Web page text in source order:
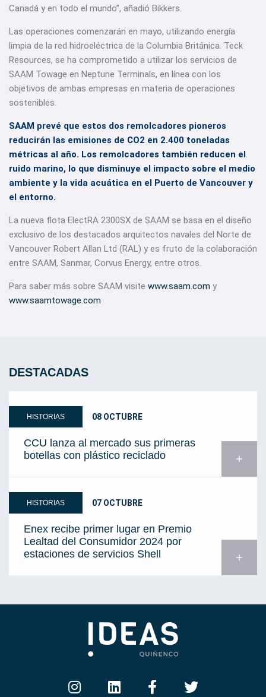
Canadá y en todo el mundo”, añadió Bikkers.
Las operaciones comenzarán en mayo, utilizando energía
limpia de la red hidroeléctrica de la Columbia Británica. Teck
Resources, se ha comprometido a utilizar los servicios de
SAAM Towage en Neptune Terminals, en línea con los
objetivos de ambas empresas en materia de operaciones
sostenibles.
SAAM prevé que estos dos remolcadores pioneros
reducirán las emisiones de CO2 en 2.400 toneladas
métricas al año. Los remolcadores también reducen el
ruido marino, lo que disminuye el impacto sobre el medio
ambiente y la vida acuática en el Puerto de Vancouver y
el entorno.
La nueva flota ElectRA 2300SX de SAAM se basa en el diseño
exclusivo de los destacados arquitectos navales del Norte de
Vancouver Robert Allan Ltd (RAL) y es fruto de la colaboración
entre SAAM, Sanmar, Corvus Energy, entre otros.
Para saber más sobre SAAM visite www.saam.com y
www.saamtowage.com
DESTACADAS
HISTORIAS 08 OCTUBRE
CCU lanza al mercado sus primeras
botellas con plástico reciclado
add
HISTORIAS 07 OCTUBRE
Enex recibe primer lugar en Premio
Lealtad del Consumidor 2024 por
estaciones de servicios Shell
add